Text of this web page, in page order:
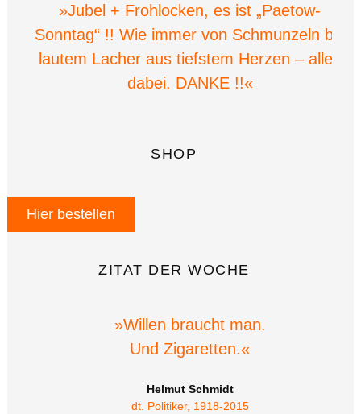
»Jubel + Frohlocken, es ist „Paetow-
Sonntag“ !! Wie immer von Schmunzeln bis
lautem Lacher aus tiefstem Herzen – alles
dabei. DANKE !!«
SHOP
Hier bestellen
ZITAT DER WOCHE
»Willen braucht man.
Und Zigaretten.«
Helmut Schmidt
dt. Politiker, 1918-2015